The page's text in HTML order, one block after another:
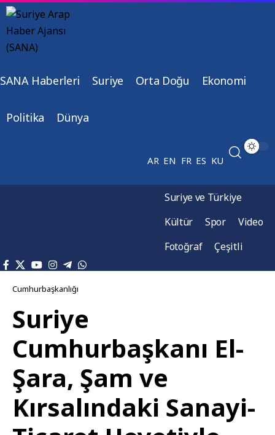
SANA Haberleri Suriye Orta Doğu Ekonomi
Politika Dünya
AR EN FR ES KU
Suriye ve Türkiye
Kültür
Spor
Video
Fotoğraf
Çeşitli
Cumhurbaşkanlığı
Suriye
Cumhurbaşkanı El-
Şara, Şam ve
Kırsalındaki Sanayi-